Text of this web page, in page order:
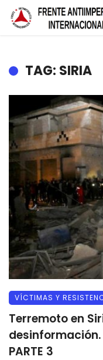
TAG: SIRIA
VÍCTIMAS Y
Terremoto en
PARTE 3